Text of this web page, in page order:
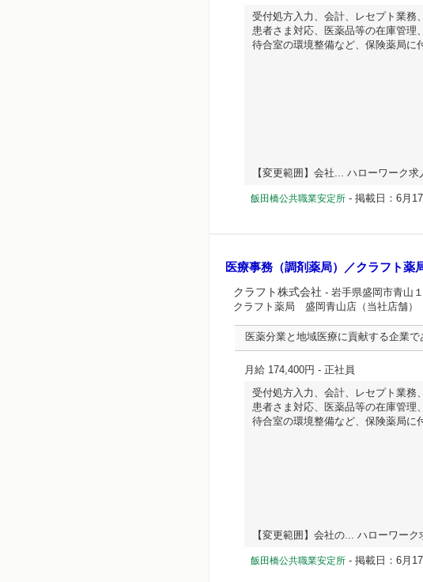
受付処方入力、会計、レセプト業務
患者さま対応、医薬品等の在庫管理、
待合室の環境整備など、保険薬局に
【変更範囲】会社... ハローワーク
飯田橋公共職業安定所 - 掲載日：6月17
医療事務（調剤薬局）／クラフト
クラフト株式会社 - 岩手県盛岡市青山
クラフト薬局 盛岡青山店（当社店舗）
医薬分業と地域医療に貢献する企業で
月給 174,400円 - 正社員
受付処方入力、会計、レセプト業務
患者さま対応、医薬品等の在庫管理、
待合室の環境整備など、保険薬局に
【変更範囲】会社の... ハローワー
飯田橋公共職業安定所 - 掲載日：6月17